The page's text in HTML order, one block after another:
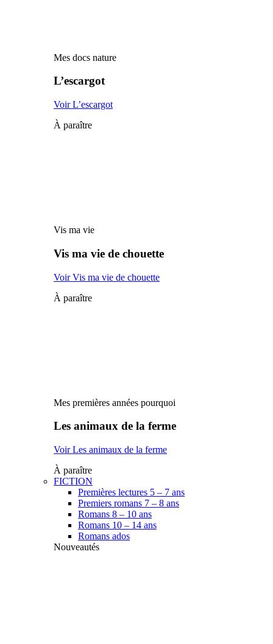
Mes docs nature
L’escargot
Voir L’escargot
À paraître
Vis ma vie
Vis ma vie de chouette
Voir Vis ma vie de chouette
À paraître
Mes premières années pourquoi
Les animaux de la ferme
Voir Les animaux de la ferme
À paraître
FICTION
Premières lectures 5 – 7 ans
Premiers romans 7 – 8 ans
Romans 8 – 10 ans
Romans 10 – 14 ans
Romans ados
Nouveautés